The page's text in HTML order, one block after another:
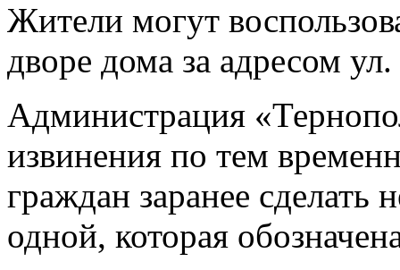
Жители могут
дворе дома за адресом
Администрация
извинения по тем
граждан заранее сделать
одной, которая